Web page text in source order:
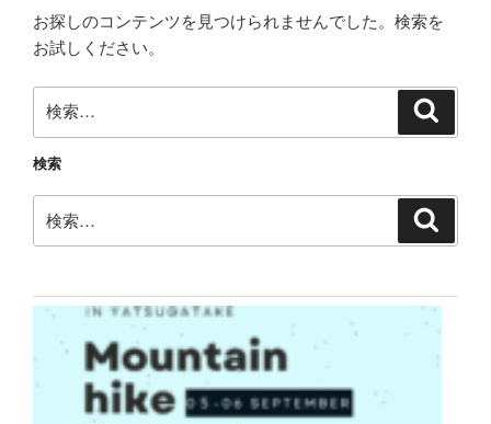
お探しのコンテンツを見つけられませんでした。検索を
お試しください。
索:
検索
索: